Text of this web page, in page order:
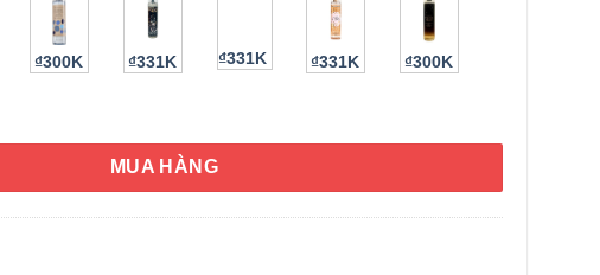
₫300K ₫331K ₫331K ₫331K ₫300K
Sun Fragrance Mist 236ml số lượng
MUA HÀNG